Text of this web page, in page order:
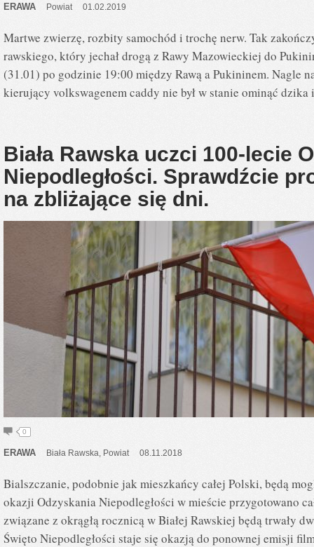
ERAWA Powiat 01.02.2019
Martwe zwierzę, rozbity samochód i trochę nerw. Tak
rawskiego, który jechał drogą z Rawy Mazowieckiej do
(31.01) po godzinie 19:00 między Rawą a Pukininem. Nagle
kierujący volkswagenem caddy nie był w stanie ominąć
Biała Rawska uczci 100-lecie
Niepodległości. Sprawdźcie
na zbliżające się dni.
0
ERAWA Biała Rawska Powiat 08.11.2018
Bialszczanie, podobnie jak mieszkańcy całej Polski, będą
okazji Odzyskania Niepodległości w mieście przygotowano
związane z okrągłą rocznicą w Białej Rawskiej będą trwały
Święto Niepodległości staje się okazją do ponownej emisji